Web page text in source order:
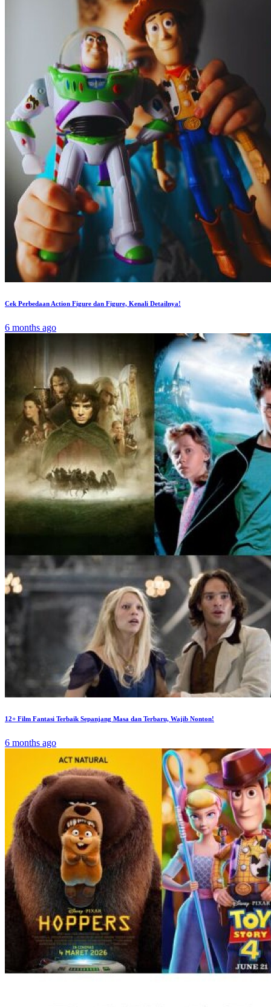
Cek Perbedaan Action Figure dan Figure, Kenali Detailnya!
6 months ago
12+ Film Fantasi Terbaik Sepanjang Masa dan Terbaru, Wajib Nonton!
6 months ago